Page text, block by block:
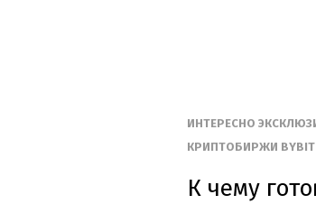
ИНТЕРЕСНО
КРИПТОБИРЖИ BYBIT
К чему